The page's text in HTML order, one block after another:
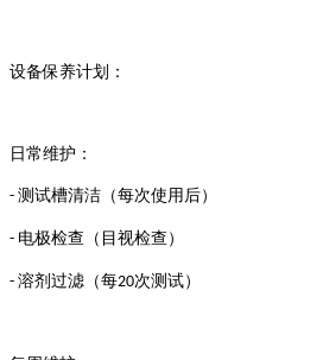
设备保养计划：
日常维护：
- 测试槽清洁（每次使用后）
- 电极检查（目视检查）
- 溶剂过滤（每20次测试）